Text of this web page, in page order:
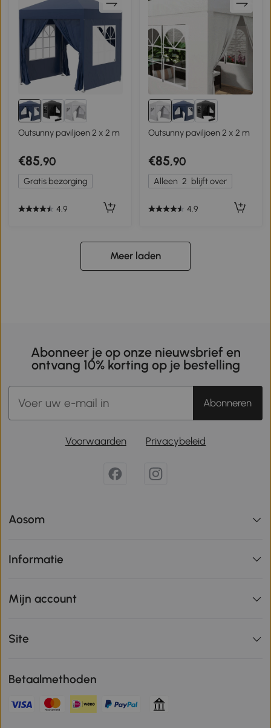
Outsunny paviljoen 2 x 2 m
€85,90
Gratis bezorging
4.9
Outsunny paviljoen 2 x 2 m
€85,90
Alleen 2 blijft over
4.9
Meer laden
Abonneer je op onze nieuwsbrief en
ontvang 10% korting op je bestelling
Abonneren
Voorwaarden Privacybeleid
Aosom
Informatie
Mijn account
Site
Betaalmethoden